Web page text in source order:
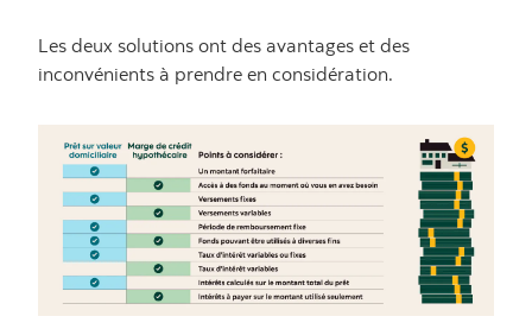
Les deux solutions ont des avantages et des
inconvénients à prendre en considération.